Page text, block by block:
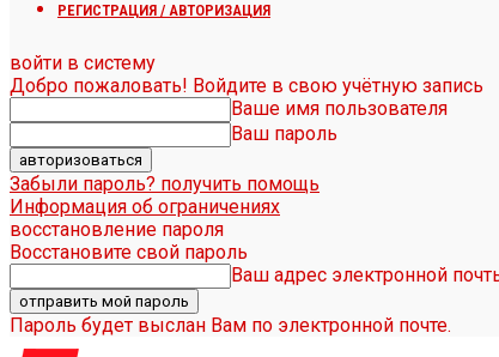
РЕГИСТРАЦИЯ / АВТОРИЗАЦИЯ
войти в систему
Добро пожаловать! Войдите в свою учётную запись
Ваше имя пользователя
Ваш пароль
Забыли пароль? получить помощь
Информация об ограничениях
восстановление пароля
Восстановите свой пароль
Ваш адрес электронной
Пароль будет выслан Вам по электронной почте.